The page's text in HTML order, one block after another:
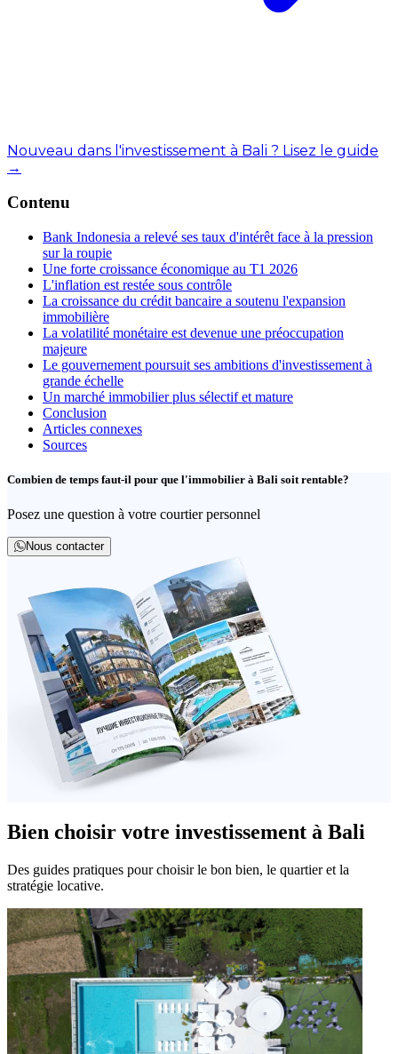
Nouveau dans l'investissement à Bali ? Lisez le guide
→
Contenu
Bank Indonesia a relevé ses taux d'intérêt face à la pression
sur la roupie
Une forte croissance économique au T1 2026
L'inflation est restée sous contrôle
La croissance du crédit bancaire a soutenu l'expansion
immobilière
La volatilité monétaire est devenue une préoccupation
majeure
Le gouvernement poursuit ses ambitions d'investissement à
grande échelle
Un marché immobilier plus sélectif et mature
Conclusion
Articles connexes
Sources
Combien de temps faut-il pour que l'immobilier à Bali soit rentable?
Posez une question à votre courtier personnel
Nous contacter
Bien choisir votre investissement à Bali
Des guides pratiques pour choisir le bon bien, le quartier et la
stratégie locative.